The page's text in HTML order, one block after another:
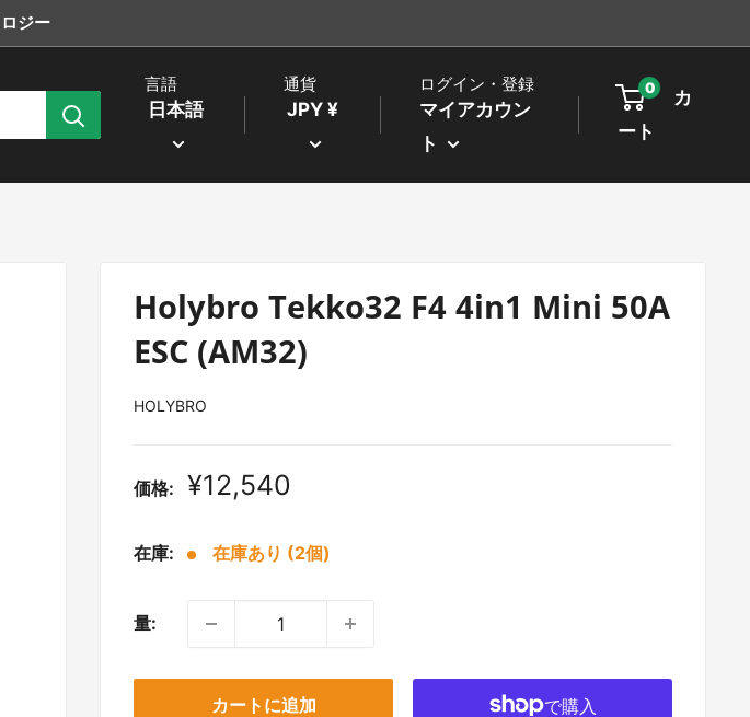
ジー
言語
日本語
通貨
JPY ¥
ログイン・登録
マイアカウン
ト
0
カ
ート
Holybro Tekko32 F4 4in1 Mini 50A
ESC (AM32)
HOLYBRO
価格:
販
価
格
¥12,540
在庫: 在庫あり (2個)
量:
カートに追加